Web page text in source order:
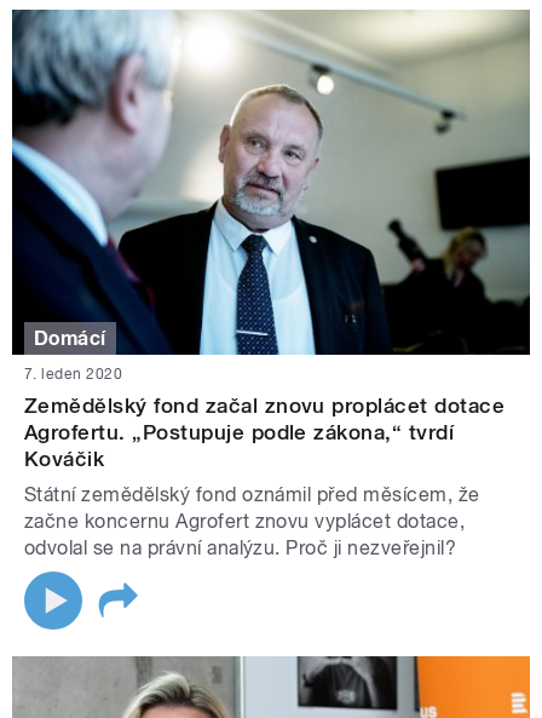
Domácí
7. leden 2020
Zemědělský fond začal znovu proplácet dotace
Agrofertu. „Postupuje podle zákona,“ tvrdí
Kováčik
Státní zemědělský fond oznámil před měsícem, že
začne koncernu Agrofert znovu vyplácet dotace,
odvolal se na právní analýzu. Proč ji nezveřejnil?